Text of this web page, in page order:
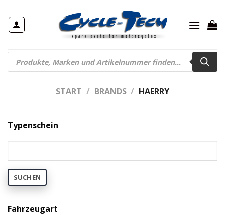
Inhalt
springen
Products
search
START / BRANDS / HAERRY
Typenschein
SUCHEN
Fahrzeugart